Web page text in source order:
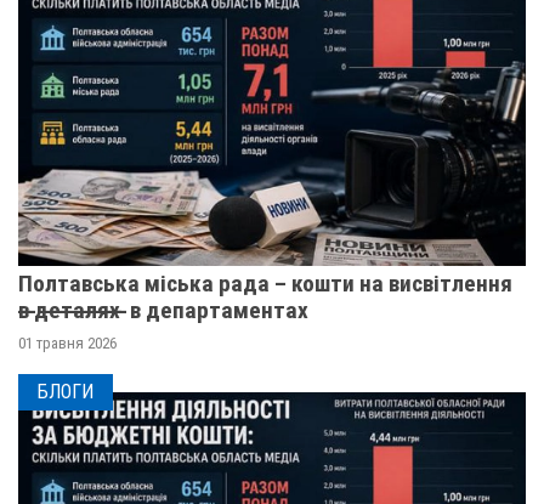
Полтавська міська рада – кошти на висвітлення
в̶ ̶д̶е̶т̶а̶л̶я̶х̶ ̶ в департаментах
01 травня 2026
БЛОГИ